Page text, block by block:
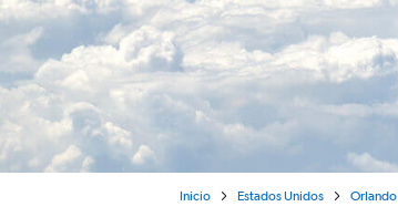
Inicio Estados Unidos Orlando